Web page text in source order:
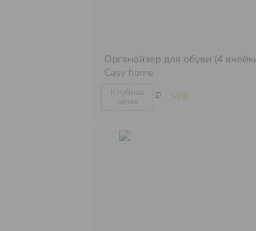
₽ -34%
Органайзер для обуви (4
Casy home